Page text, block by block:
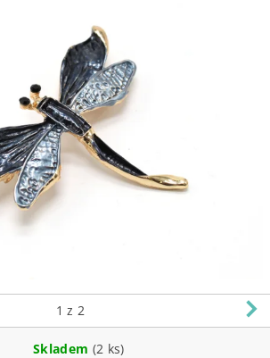
1 z 2
Skladem (2 ks)